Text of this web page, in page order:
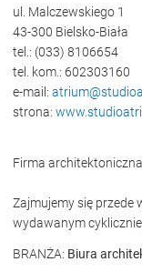
ul. Malczewskiego 1
43-300 Bielsko-Biała
tel.: (033) 8106654
tel. kom.: 602303160
e-mail:
strona:
Firma
Zajmujemy się
wydawanym cyklicznie
BRANŻA: Biura